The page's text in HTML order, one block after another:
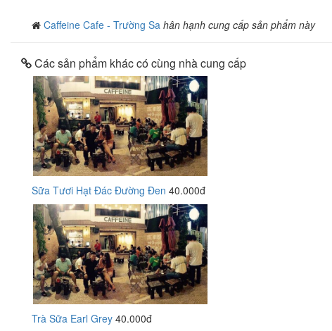
Caffeine Cafe - Trường Sa hân hạnh cung cấp sản phẩm này
Các sản phẩm khác có cùng nhà cung cấp
Sữa Tươi Hạt Đác Đường Đen 40.000đ
Trà Sữa Earl Grey 40.000đ